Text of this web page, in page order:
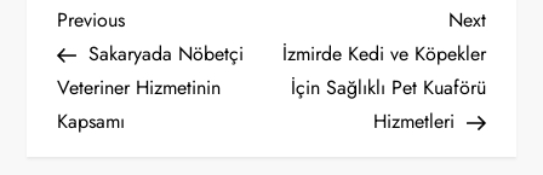
Y
a
z
Previous
Post
Previous
Sakaryada Nöbetçi
Veteriner Hizmetinin
Kapsamı
Next
Post
Next
İzmirde Kedi ve Köpekler
İçin Sağlıklı Pet Kuaförü
Hizmetleri